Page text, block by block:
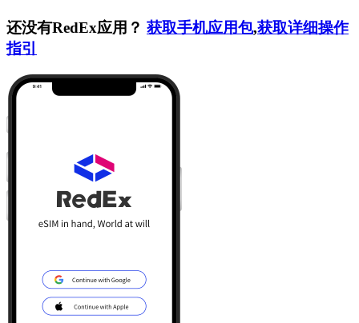
还没有RedEx应用？ 获取手机应用包,获取详细操作
指引